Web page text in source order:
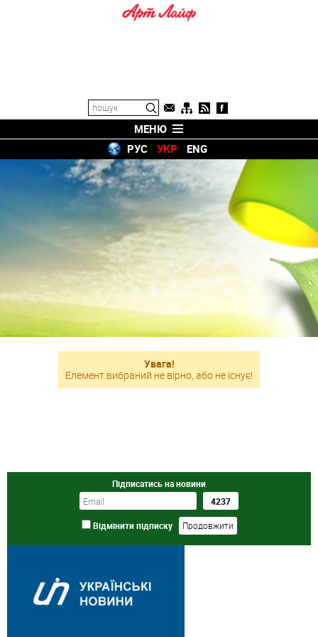
МЕНЮ
РУС
УКР ENG
Увага!
Елемент вибраний не вірно, або не існує!
Підписатись на новини
Відмінити підписку